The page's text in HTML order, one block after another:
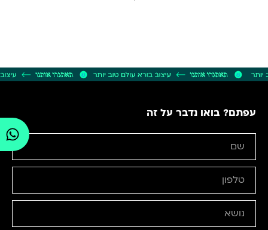
עפתם? בואו נדבר על זה